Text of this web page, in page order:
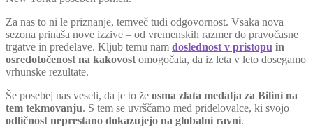
Za nas to ni le priznanje, temveč tudi odgovornost. Vsaka nova
sezona prinaša nove izzive – od vremenskih razmer do pravočasne
trgatve in predelave. Kljub temu nam doslednost v pristopu in
osredotočenost na kakovost omogočata, da iz leta v leto dosegamo
vrhunske rezultate.
Še posebej nas veseli, da je to že osma zlata medalja za Bilini na
tem tekmovanju. S tem se uvrščamo med pridelovalce, ki svojo
odličnost neprestano dokazujejo na globalni ravni.